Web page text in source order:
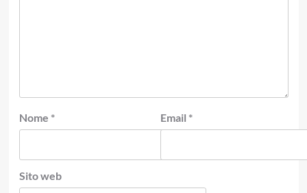
Nome * Email *
Sito web